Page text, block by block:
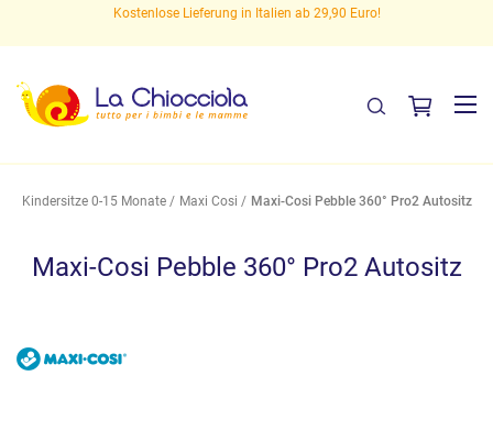
Kostenlose Lieferung in Italien ab 29,90 Euro!
Kindersitze 0-15 Monate Maxi Cosi Maxi-Cosi Pebble 360° Pro2 Autositz
Maxi-Cosi Pebble 360° Pro2 Autositz